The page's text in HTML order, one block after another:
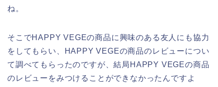
ね。
そこでHAPPY VEGEの商品に興味のある友人にも協力
をしてもらい、HAPPY VEGEの商品のレビューについ
て調べてもらったのですが、結局HAPPY VEGEの商品
のレビューをみつけることができなかったんですよ